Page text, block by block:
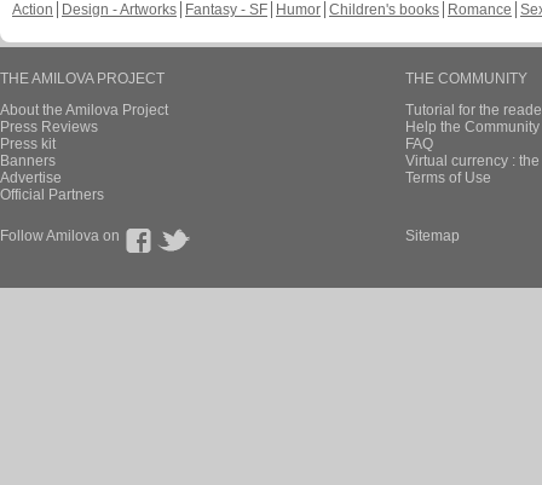
Action
Design - Artworks Fantasy - SF Humor Children's books Romance
THE AMILOVA PROJECT
About the Amilova Project
Press Reviews
Press kit
Banners
Advertise
Official Partners
THE COMMUNITY
Tutorial for the
Help the
FAQ
Virtual currency :
Terms of Use
Follow Amilova on Sitemap